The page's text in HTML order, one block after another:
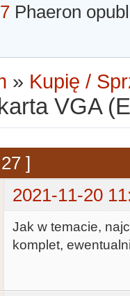
Phaeron
» Kupię /
VGA
]
2021-11-20
Jak w temacie,
komplet,